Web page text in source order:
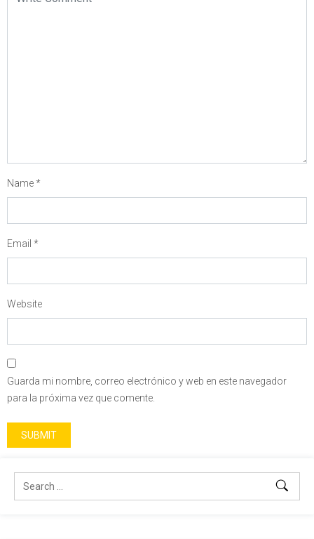
Name*
Email *
Website
Guarda mi nombre, correo electrónico y web en este navegador
para la próxima vez que comente.